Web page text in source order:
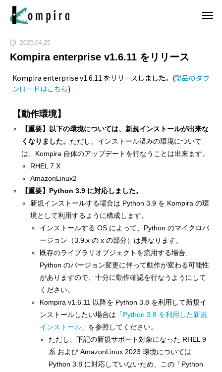
2025.04.25
Kompira enterprise v1.6.11 をリリース
Kompira enterprise v1.6.11 をリリースしました。(製品のダウ
ンロードはこちら)
【動作環境】
【重要】以下の環境については、新規インストールが出来な
くなりました。 ただし、インストール済みの環境について
は、Kompira 自体のアップデートを行なうことは出来ます。
RHEL 7.X
AmazonLinux2
【重要】Python 3.9 に対応しました。
新規インストールする場合は Python 3.9 を Kompira の環
境として利用するように構成します。
インストールする OS によって、Python のマイクロバ
ージョン（3.9.x の x の部分）は異なります。
既存のライブラリオブジェクトを流用する場合、
Python のバージョン変更に伴って動作が変わる可能性
がありますので、十分に動作確認を行なうようにして
ください。
Kompira v1.6.11 以降を Python 3.8 を利用して新規イ
ンストールしたい場合は「Python 3.8 を利用した新規
インストール」を参照してください。
ただし、下記の新規サポート対象になった RHEL 9
系 および AmazonLinux 2023 環境については
Python 3.8 に対応していないため、この「Python